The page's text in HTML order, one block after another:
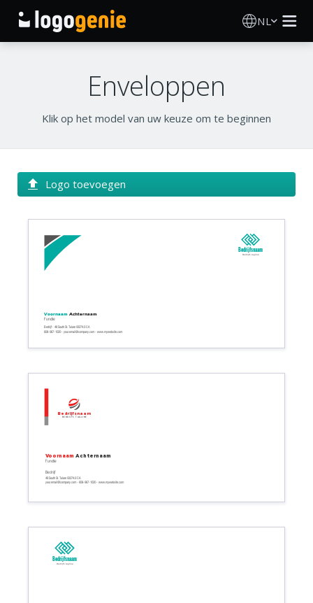
NL
AI logogenerator
Gedrukte producten
Over
Blog
Enveloppen
Klik op het model van uw keuze om te beginnen
Logo toevoegen
608-967-1020 - your.email@company.com - www.mywebsite.com
Functie
Bedrijf - 48 South St. Tulare 93274.0 CA
VoornaamAchternaam
Bedrijfsnaam
Bedrijfs tagline
48 South St. Tulare 93274.0 CA
your.email@company.com - 608-967-1020 - www.mywebsite.com
Bedrijf
Voornaam Achternaam
Functie
Bedrijfsnaam
Bedrijfs tagline
Bedrijfsnaam
Bedrijfs tagline